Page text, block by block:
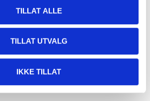
TILLAT ALLE
TILLAT UTVALG
IKKE TILLAT
Kjøp & Hent
Kjøp & Hent i ditt varehus.
LES MER